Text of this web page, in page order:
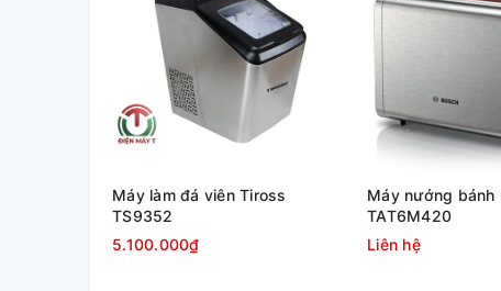
Máy làm đá viên Tiross
TS9352
5.100.000₫
Máy nướng bánh
TAT6M420
Liên hệ